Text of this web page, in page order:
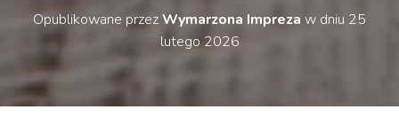
Opublikowane przezWymarzona Impreza w dniu 25
lutego 2026